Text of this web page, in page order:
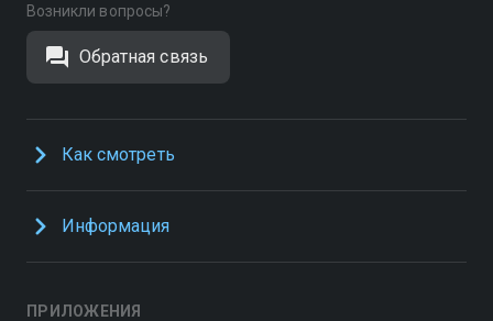
Возникли вопросы?
Обратная связь
Как смотреть
Информация
ПРИЛОЖЕНИЯ